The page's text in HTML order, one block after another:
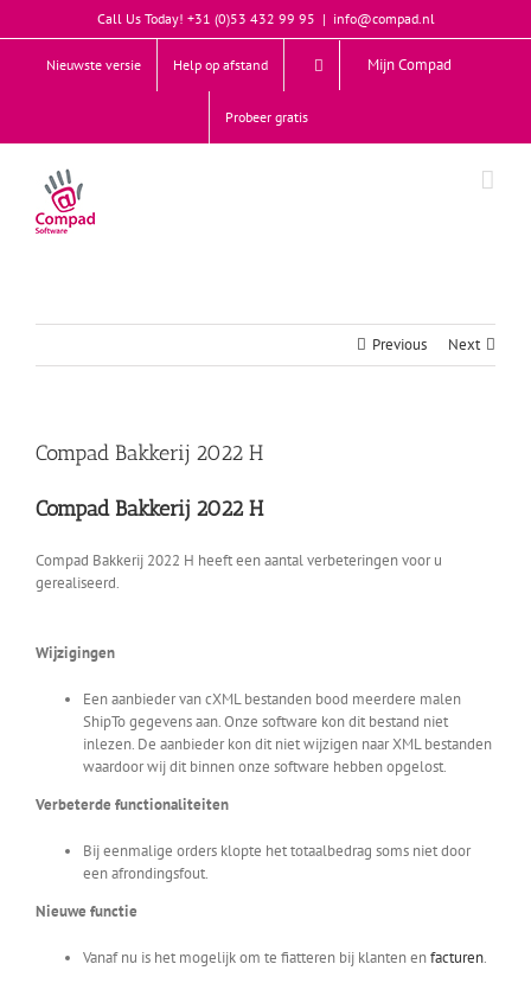
Call Us Today! +31 (0)53 432 99 95 | info@compad.nl
Nieuwste versie Help op afstand Mijn Compad
Probeer gratis
Previous Next
Compad Bakkerij 2022 H
Compad Bakkerij 2022 H
Compad Bakkerij 2022 H heeft een aantal verbeteringen voor u
gerealiseerd.
Wijzigingen
Een aanbieder van cXML bestanden bood meerdere malen
ShipTo gegevens aan. Onze software kon dit bestand niet
inlezen. De aanbieder kon dit niet wijzigen naar XML bestanden
waardoor wij dit binnen onze software hebben opgelost.
Verbeterde functionaliteiten
Bij eenmalige orders klopte het totaalbedrag soms niet door
een afrondingsfout.
Nieuwe functie
Vanaf nu is het mogelijk om te fiatteren bij klanten enfacturen.